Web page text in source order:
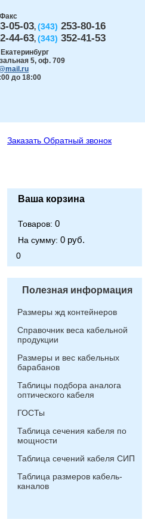
05-03, (343) 253-80-16
44-63, (343) 352-41-53
Екатеринбург
5, оф. 709
до 18:00
Заказать Обратный звонок
Ваша корзина
Товаров: 0
На сумму: 0 руб.
0
Полезная информация
Размеры жд контейнеров
Справочник веса кабельной
продукции
Размеры и вес кабельных
барабанов
Таблицы подбора аналога
оптического кабеля
ГОСТы
Таблица сечения кабеля по
мощности
Таблица сечений кабеля СИП
Таблица размеров кабель-
каналов